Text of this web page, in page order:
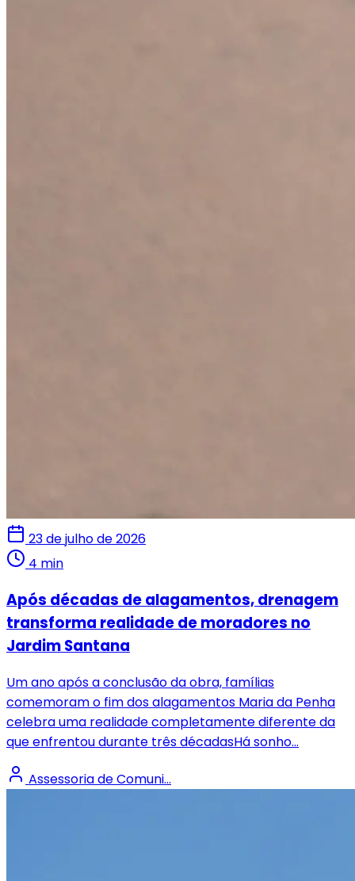
23 de julho de 2026
4 min
Após décadas de alagamentos, drenagem
transforma realidade de moradores no
Jardim Santana
Um ano após a conclusão da obra, famílias
comemoram o fim dos alagamentos Maria da Penha
celebra uma realidade completamente diferente da
que enfrentou durante três décadasHá sonho...
Assessoria de Comuni...